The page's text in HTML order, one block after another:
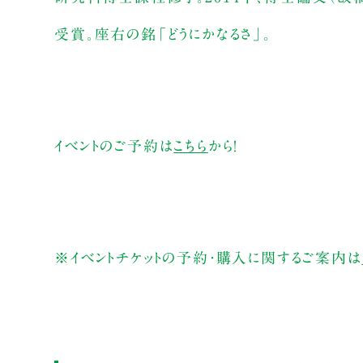
受賞。座右の銘「どうにかなるさ」。
イベントのご予約はこちら から！
※イベントチケットの予約・購入に関するご案内は